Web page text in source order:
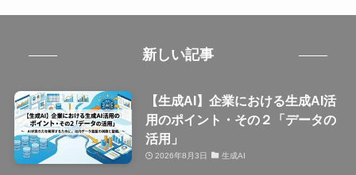
新しい記事
【生成AI】企業における生成AI活
用のポイント・その２「データの
活用」
2026年8月3日 生成AI